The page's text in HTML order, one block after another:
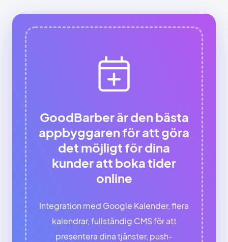
GoodBarber är den bästa
appbyggaren för att göra
det möjligt för dina
kunder att boka tider
online
Integration med Google Kalender, flera
kalendrar, fullständig CMS för att
presentera dina tjänster, push-